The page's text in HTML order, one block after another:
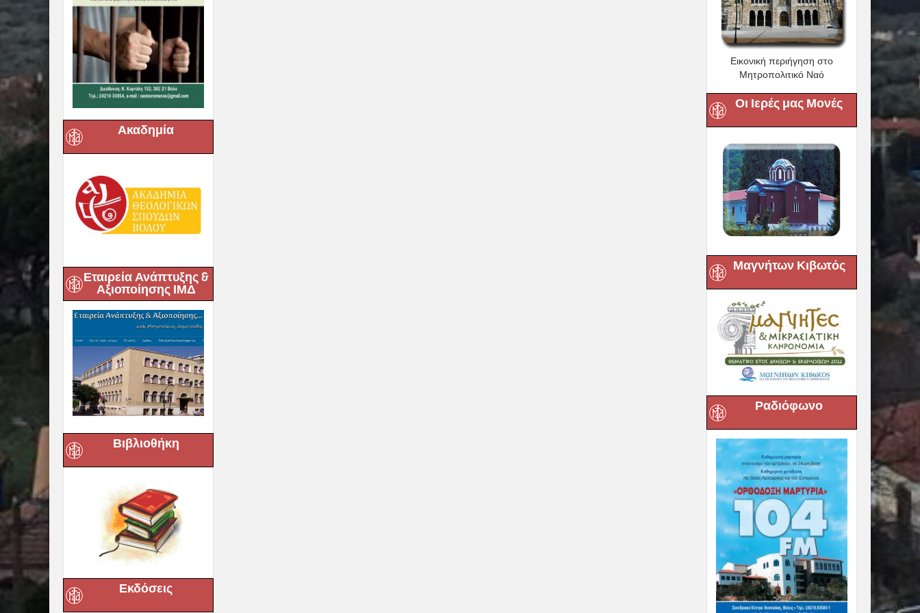
Ακαδημία
Εταιρεία Ανάπτυξης &
Αξιοποίησης ΙΜΔ
Βιβλιοθήκη
Εκδόσεις
Εικονική περιήγηση στο
Μητροπολιτικό Ναό
Οι Ιερές μας Μονές
Μαγνήτων Κιβωτός
Ραδιόφωνο